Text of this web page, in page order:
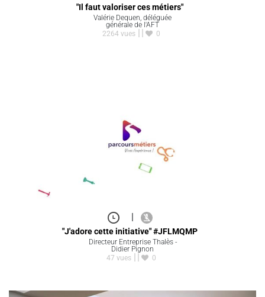
"Il faut valoriser ces métiers"
Valérie Dequen, déléguée
générale de l'AFT
2264 vues
0
"J'adore cette initiative" #JFLMQMP
Directeur Entreprise Thalès -
Didier Pignon
47 vues
0